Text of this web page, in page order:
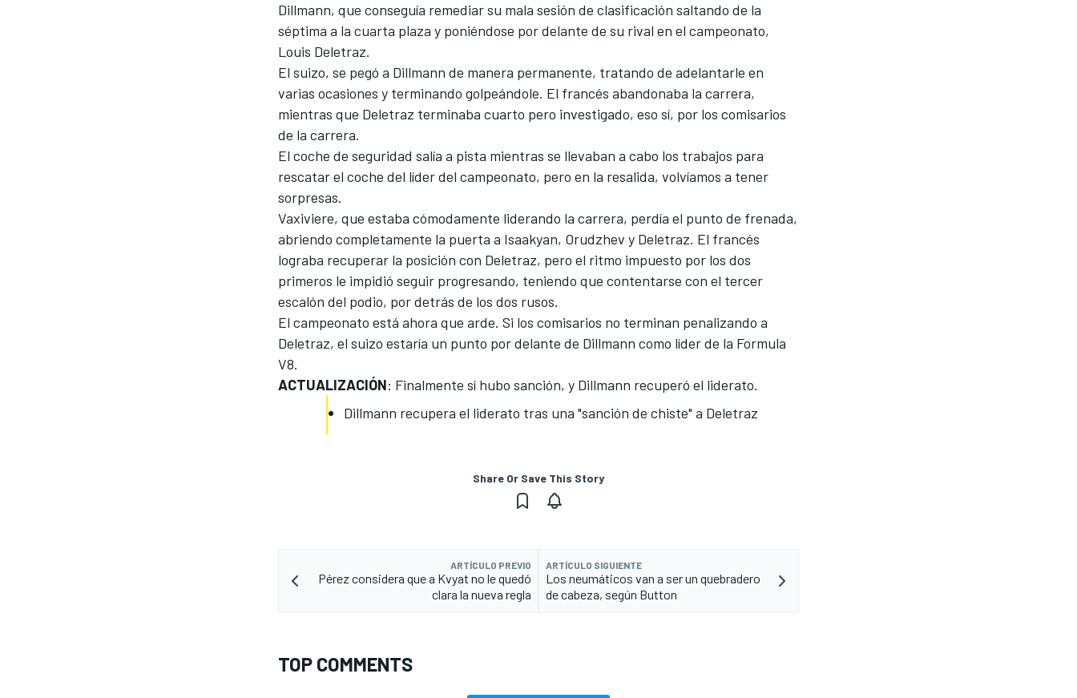
SPORTSCARRALLYTURISMO
Dillmann, que conseguía remediar su mala sesión de clasificación saltando de la
séptima a la cuarta plaza y poniéndose por delante de su rival en el campeonato,
Louis Deletraz.
El suizo, se pegó a Dillmann de manera permanente, tratando de adelantarle en
varias ocasiones y terminando golpeándole. El francés abandonaba la carrera,
mientras que Deletraz terminaba cuarto pero investigado, eso sí, por los comisarios
de la carrera.
El coche de seguridad salía a pista mientras se llevaban a cabo los trabajos para
rescatar el coche del líder del campeonato, pero en la resalida, volvíamos a tener
sorpresas.
Vaxiviere, que estaba cómodamente liderando la carrera, perdía el punto de frenada,
abriendo completamente la puerta a Isaakyan, Orudzhev y Deletraz. El francés
lograba recuperar la posición con Deletraz, pero el ritmo impuesto por los dos
primeros le impidió seguir progresando, teniendo que contentarse con el tercer
escalón del podio, por detrás de los dos rusos.
El campeonato está ahora que arde. Si los comisarios no terminan penalizando a
Deletraz, el suizo estaría un punto por delante de Dillmann como líder de la Formula
V8.
ACTUALIZACIÓN: Finalmente sí hubo sanción, y Dillmann recuperó el liderato.
Dillmann recupera el liderato tras una "sanción de chiste" a Deletraz
Share Or Save This Story
ARTÍCULO PREVIO
Pérez considera que a Kvyat no le quedó
clara la nueva regla
ARTÍCULO SIGUIENTE
Los neumáticos van a ser un quebradero
de cabeza, según Button
TOP COMMENTS